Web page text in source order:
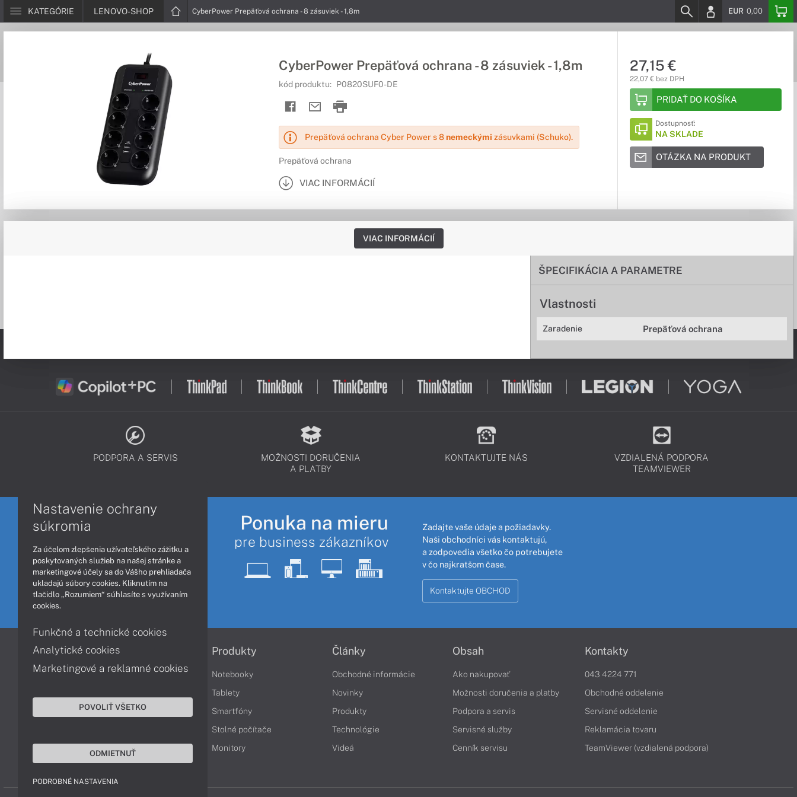
KATEGÓRIE LENOVO-SHOP CyberPower Prepäťová ochrana - 8 zásuviek - 1,8m EUR 0,00
CyberPower Prepäťová ochrana - 8 zásuviek - 1,8m
kód produktu: P0820SUF0-DE
Prepäťová ochrana Cyber Power s 8nemeckými zásuvkami (Schuko).
Prepäťová ochrana
VIAC INFORMÁCIÍ
27,15 €
22,07 € bez DPH
PRIDAŤ DO KOŠÍKA
Dostupnosť:
NA SKLADE
OTÁZKA NA PRODUKT
VIAC INFORMÁCIÍ
ŠPECIFIKÁCIA A PARAMETRE
Vlastnosti
Zaradenie Prepäťová ochrana
PODPORA A SERVIS
MOŽNOSTI DORUČENIA
A PLATBY
KONTAKTUJTE NÁS
VZDIALENÁ PODPORA
TEAMVIEWER
Ponuka na mieru
pre business zákazníkov
Zadajte vaše údaje a požiadavky.
Naši obchodníci vás kontaktujú,
a zodpovedia všetko čo potrebujete
v čo najkratšom čase.
Kontaktujte OBCHOD
Informácie
Obchodné podmienky
Ochrana osobných údajov
Vyhlásenie o prístupnosti
Cookies
Produkty
Notebooky
Tablety
Smartfóny
Stolné počítače
Monitory
Články
Obchodné informácie
Novinky
Produkty
Technológie
Videá
Obsah
Ako nakupovať
Možnosti doručenia a platby
Podpora a servis
Servisné služby
Cenník servisu
Kontakty
043 4224 771
Obchodné oddelenie
Servisné oddelenie
Reklamácia tovaru
TeamViewer (vzdialená podpora)
Nastavenie ochrany
súkromia
Za účelom zlepšenia užívateľského zážitku a
poskytovaných služieb na našej stránke a
marketingové účely sa do Vášho prehliadača
ukladajú súbory cookies. Kliknutím na
tlačidlo „Rozumiem“ súhlasíte s využívaním
cookies.
Funkčné a technické cookies
Analytické cookies
Marketingové a reklamné cookies
POVOLIŤ VŠETKO
ODMIETNUŤ
PODROBNÉ NASTAVENIA